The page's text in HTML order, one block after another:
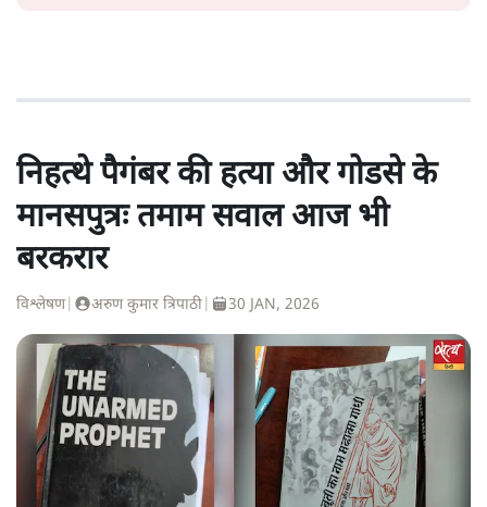
निहत्थे पैगंबर की हत्या और गोडसे के
मानसपुत्रः तमाम सवाल आज भी
बरकरार
विश्लेषण| अरुण कुमार त्रिपाठी 30 JAN, 2026